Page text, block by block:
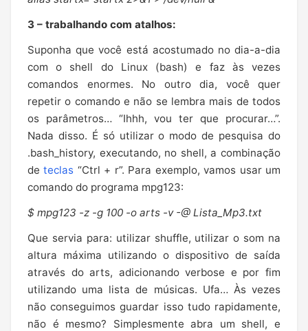
3 – trabalhando com atalhos:
Suponha que você está acostumado no dia-a-dia
com o shell do Linux (bash) e faz às vezes
comandos enormes. No outro dia, você quer
repetir o comando e não se lembra mais de todos
os parâmetros… “Ihhh, vou ter que procurar…”.
Nada disso. É só utilizar o modo de pesquisa do
.bash_history, executando, no shell, a combinação
deteclas “Ctrl + r”. Para exemplo, vamos usar um
comando do programa mpg123:
$ mpg123 -z -g 100 -o arts -v -@ Lista_Mp3.txt
Que servia para: utilizar shuffle, utilizar o som na
altura máxima utilizando o dispositivo de saída
através do arts, adicionando verbose e por fim
utilizando uma lista de músicas. Ufa… Às vezes
não conseguimos guardar isso tudo rapidamente,
não é mesmo? Simplesmente abra um shell, e